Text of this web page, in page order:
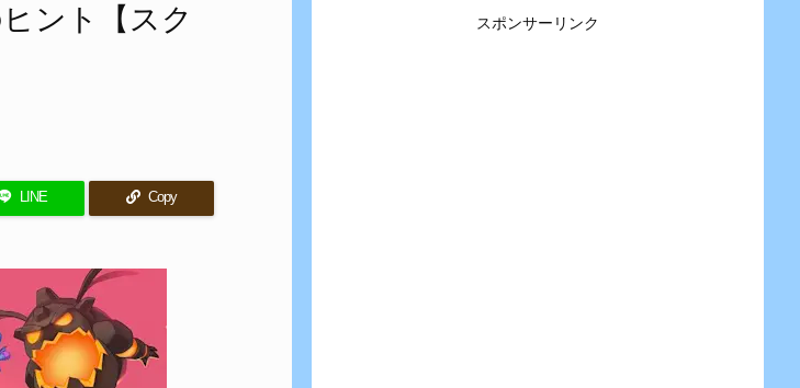
ント【スク
LINE Copy
スポンサーリンク